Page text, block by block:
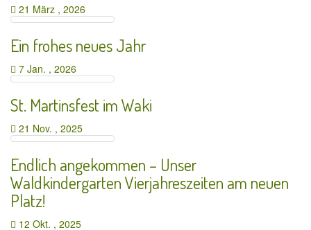
21 März , 2026
Ein frohes neues Jahr
7 Jan. , 2026
St. Martinsfest im Waki
21 Nov. , 2025
Endlich angekommen – Unser
Waldkindergarten Vierjahreszeiten am neuen
Platz!
12 Okt. , 2025